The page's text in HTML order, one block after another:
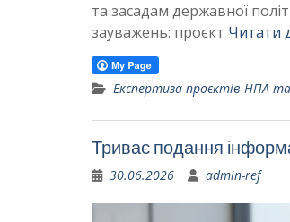
та засадам державної
зауважень: проєкт Читати
Експертиза проєктів НПА
Триває подання
30.06.2026 admin-ref